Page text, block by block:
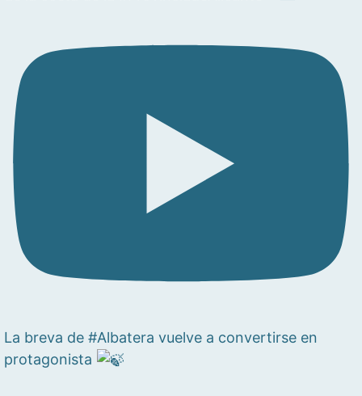
La breva de #Albatera vuelve a convertirse en
protagonista